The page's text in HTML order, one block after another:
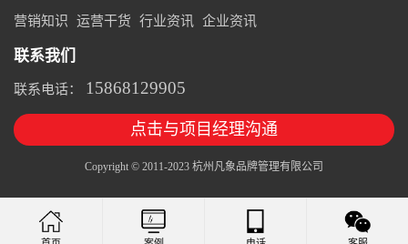
营销知识 运营干货 行业资讯 企业资讯
联系我们
联系电话： 15868129905
点击与项目经理沟通
Copyright © 2011-2023 杭州凡象品牌管理有限公司